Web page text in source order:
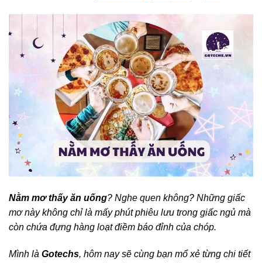
Nằm mơ thấy ăn uống? Nghe quen không? Những giấc
mơ này không chỉ là mấy phút phiêu lưu trong giấc ngủ mà
còn chứa đựng hàng loạt điềm báo đỉnh của chóp.
Mình là Gotechs, hôm nay sẽ cùng bạn mổ xẻ từng chi tiết